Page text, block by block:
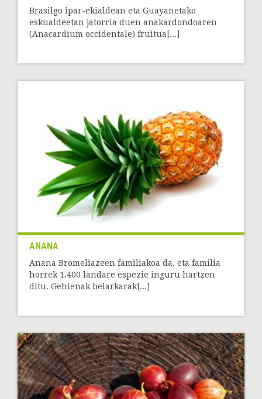
Brasilgo ipar-ekialdean eta Guayanetako
eskualdeetan jatorria duen anakardondoaren
(Anacardium occidentale) fruitua[...]
ANANA
Anana Bromeliazeen familiakoa da, eta familia
horrek 1.400 landare espezie inguru hartzen
ditu. Gehienak belarkarak[...]